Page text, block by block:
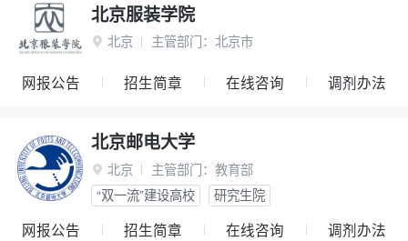
北京服装学院
 北京 主管部门： 北京市
网报公告 招生简章 在线咨询 调剂办法
北京邮电大学
 北京 主管部门： 教育部
“双一流”建设高校
研究生院
网报公告 招生简章 在线咨询 调剂办法